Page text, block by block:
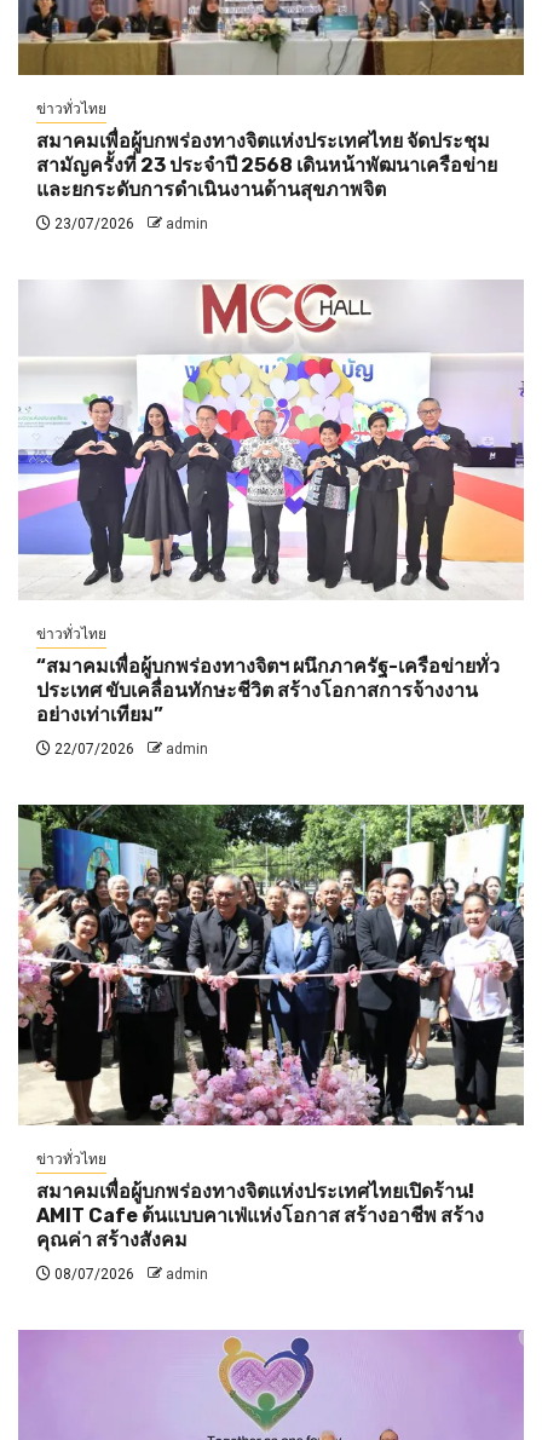
ข่าวทั่วไทย
สมาคมเพื่อผู้บกพร่องทางจิตแห่งประเทศไทย จัดประชุม
สามัญครั้งที่ 23 ประจำปี 2568 เดินหน้าพัฒนาเครือข่าย
และยกระดับการดำเนินงานด้านสุขภาพจิต
23/07/2026 admin
ข่าวทั่วไทย
“สมาคมเพื่อผู้บกพร่องทางจิตฯ ผนึกภาครัฐ-เครือข่ายทั่ว
ประเทศ ขับเคลื่อนทักษะชีวิต สร้างโอกาสการจ้างงาน
อย่างเท่าเทียม”
22/07/2026 admin
ข่าวทั่วไทย
สมาคมเพื่อผู้บกพร่องทางจิตแห่งประเทศไทยเปิดร้าน!
AMIT Cafe ต้นแบบคาเฟ่แห่งโอกาส สร้างอาชีพ สร้าง
คุณค่า สร้างสังคม
08/07/2026 admin